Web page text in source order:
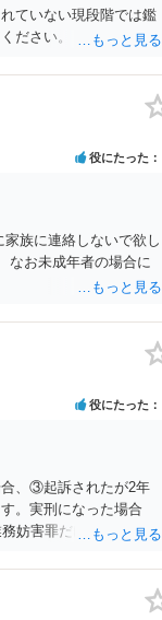
ていない現段階では鑑
ださい。
役にたった
族に連絡しないで欲し
なお未成年者の場合に
役にたった
、③起訴されたが2年
。実刑になった場合
妨害罪だけであれば、